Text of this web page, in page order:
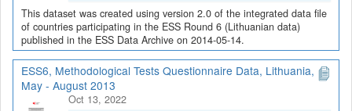
This dataset was created using version 2.0 of the integrated data file
of countries participating in the ESS Round 6 (Lithuanian data)
published in the ESS Data Archive on 2014-05-14.
ESS6, Methodological Tests Questionnaire Data, Lithuania,
May - August 2013
Oct 13, 2022